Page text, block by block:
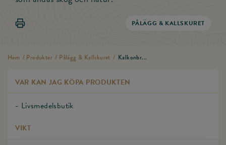
Skriv ut PÅLÄGG & KALLSKURET
Hem / Produkter / Pålägg & Kallskuret / Kalkonbr...
VAR KAN JAG KÖPA PRODUKTEN
- Livsmedelsbutik
VIKT